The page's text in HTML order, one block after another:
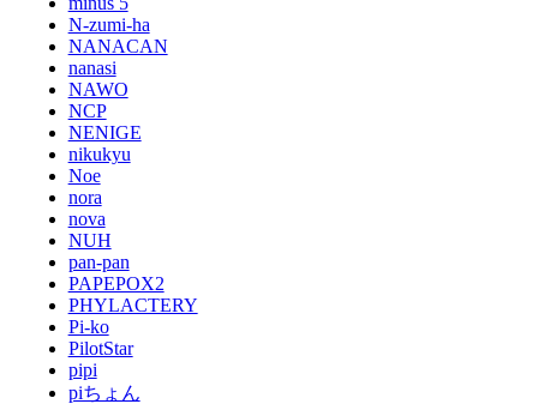
N-zumi-ha
NANACAN
nanasi
NAWO
NCP
NENIGE
nikukyu
Noe
nora
nova
NUH
pan-pan
PAPEPOX2
PHYLACTERY
Pi-ko
PilotStar
pipi
piちょん